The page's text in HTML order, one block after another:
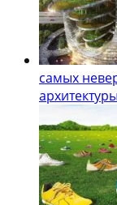
самых
архитектуры